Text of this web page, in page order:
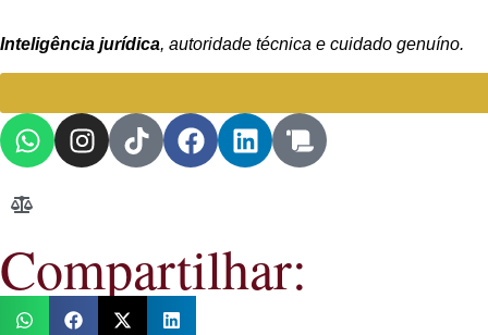
Inteligência jurídica, autoridade técnica e cuidado genuíno.
Compartilhar: